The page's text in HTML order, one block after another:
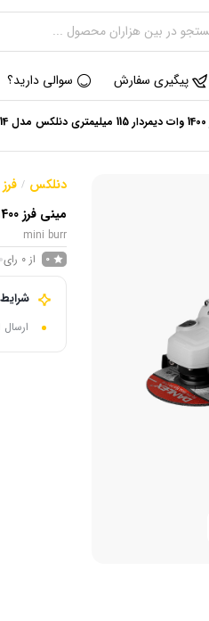
پیگیری سفارش سوالی دارید؟
دنلکس /
مینی فرز 1400 وات دیمردار 115 میلیمتری دنلکس مدل DX-2314
mini burr
0 از 0 رای
ارسال از